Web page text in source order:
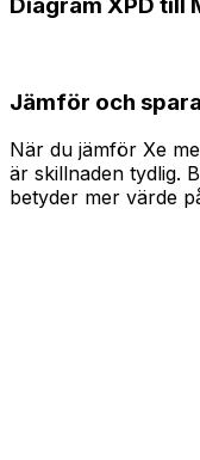
Diagram XPD till
Jämför och spara
När du jämför Xe
är skillnaden tydlig.
betyder mer värde